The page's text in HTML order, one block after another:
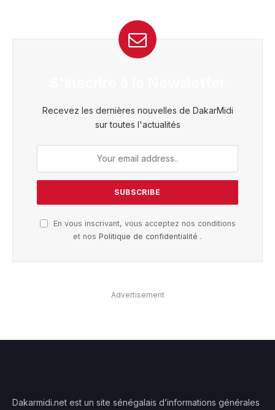
Recevez les dernières nouvelles de DakarMidi
sur toutes l'actualités
En vous inscrivant, vous acceptez nos conditions
et nos Politique de confidentialité .
Advertisement
Dakarmidi.net est un site sénégalais d’informations générales